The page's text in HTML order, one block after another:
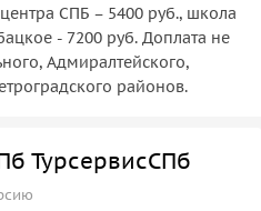
СПБ – 5400 руб., школа
- 7200 руб. Доплата не
Адмиралтейского,
районов.
ТурсервисСПб